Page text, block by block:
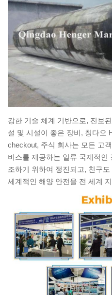
강한 기술 체계 기반으로, 진보
설 및 시설이 좋은 장비, 칭다오
checkout, 주식 회사는 모든 고
비스를 제공하는 일류 국제적인
조하기 위하여 정진되고, 친구
세계적인 해양 안전을 전 세계